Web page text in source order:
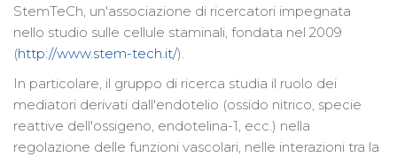
StemTeCh, un'associazione di ricercatori impegnata
nello studio sulle cellule staminali, fondata nel 2009
(http://www.stem-tech.it/).
In particolare, il gruppo di ricerca studia il ruolo dei
mediatori derivati dall'endotelio (ossido nitrico, specie
reattive dell'ossigeno, endotelina-1, ecc.) nella
regolazione delle funzioni vascolari, nelle interazioni tra la